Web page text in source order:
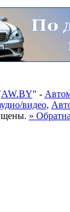
AW.BY" -
видео,
»